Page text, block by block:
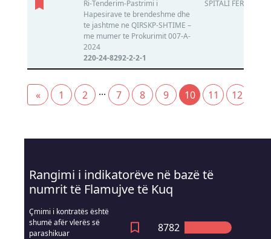
Ri-Tenderim-Pastrimi i
Hapesirave te brendeshme dhe
te jashtme ne QIRSKP-SHTIME –
me mumer te Prokurimit 007-A-
2024
220-24-8292-2-2-1
SPITALI FERIZAJ
« 1 2 ... 7 8 9 10(current)
11 12
Rangimi i indikatorëve në bazë të
numrit të Flamujve të Kuq
Çmimi i kontratës është
shumë afër vlerës së
parashikuar
8782